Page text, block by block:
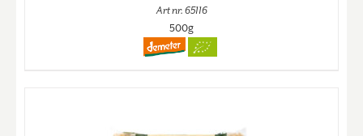
Art nr. 65116
500g